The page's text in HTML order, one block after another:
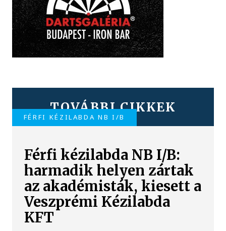
TOVÁBBI CIKKEK
FÉRFI KÉZILABDA NB I/B
Férfi kézilabda NB I/B:
harmadik helyen zártak
az akadémisták, kiesett a
Veszprémi Kézilabda
KFT